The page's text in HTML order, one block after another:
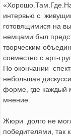
интервью с
готовящимися на
немцами был
творческим
совместно с арт-
По окончании
небольшая
форме, где каждый
мнение.
Жюри долго не
победителями, так